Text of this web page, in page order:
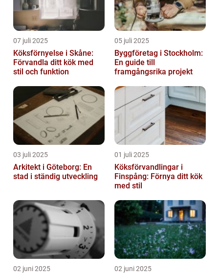
07 juli 2025
Köksförnyelse i Skåne:
Förvandla ditt kök med
stil och funktion
05 juli 2025
Byggföretag i Stockholm:
En guide till
framgångsrika projekt
03 juli 2025
Arkitekt i Göteborg: En
stad i ständig utveckling
01 juli 2025
Köksförvandlingar i
Finspång: Förnya ditt kök
med stil
02 juni 2025 02 juni 2025